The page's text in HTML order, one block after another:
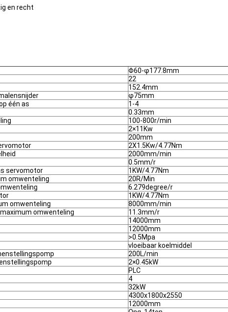
en recht
Φ60-φ177.8mm
22
152.4mm
φ75mm
één as
1-4
0.33mm
100-800r/min
2×11Kw
200mm
2X1.5Kw/4.77Nm
2000mm/min
0.5mm/r
servomotor
1KW/4.77Nm
omwenteling
20R/Min
6.279degree/r
1KW/4.77Nm
omwenteling
8000mm/min
omwenteling
11.3mm/r
14000mm
12000mm
>0.5Mpa
vloeibaar koelmiddel
200L/min
2×0.45kW
PLC
4
32kW
4300x1800x2550
12000mm